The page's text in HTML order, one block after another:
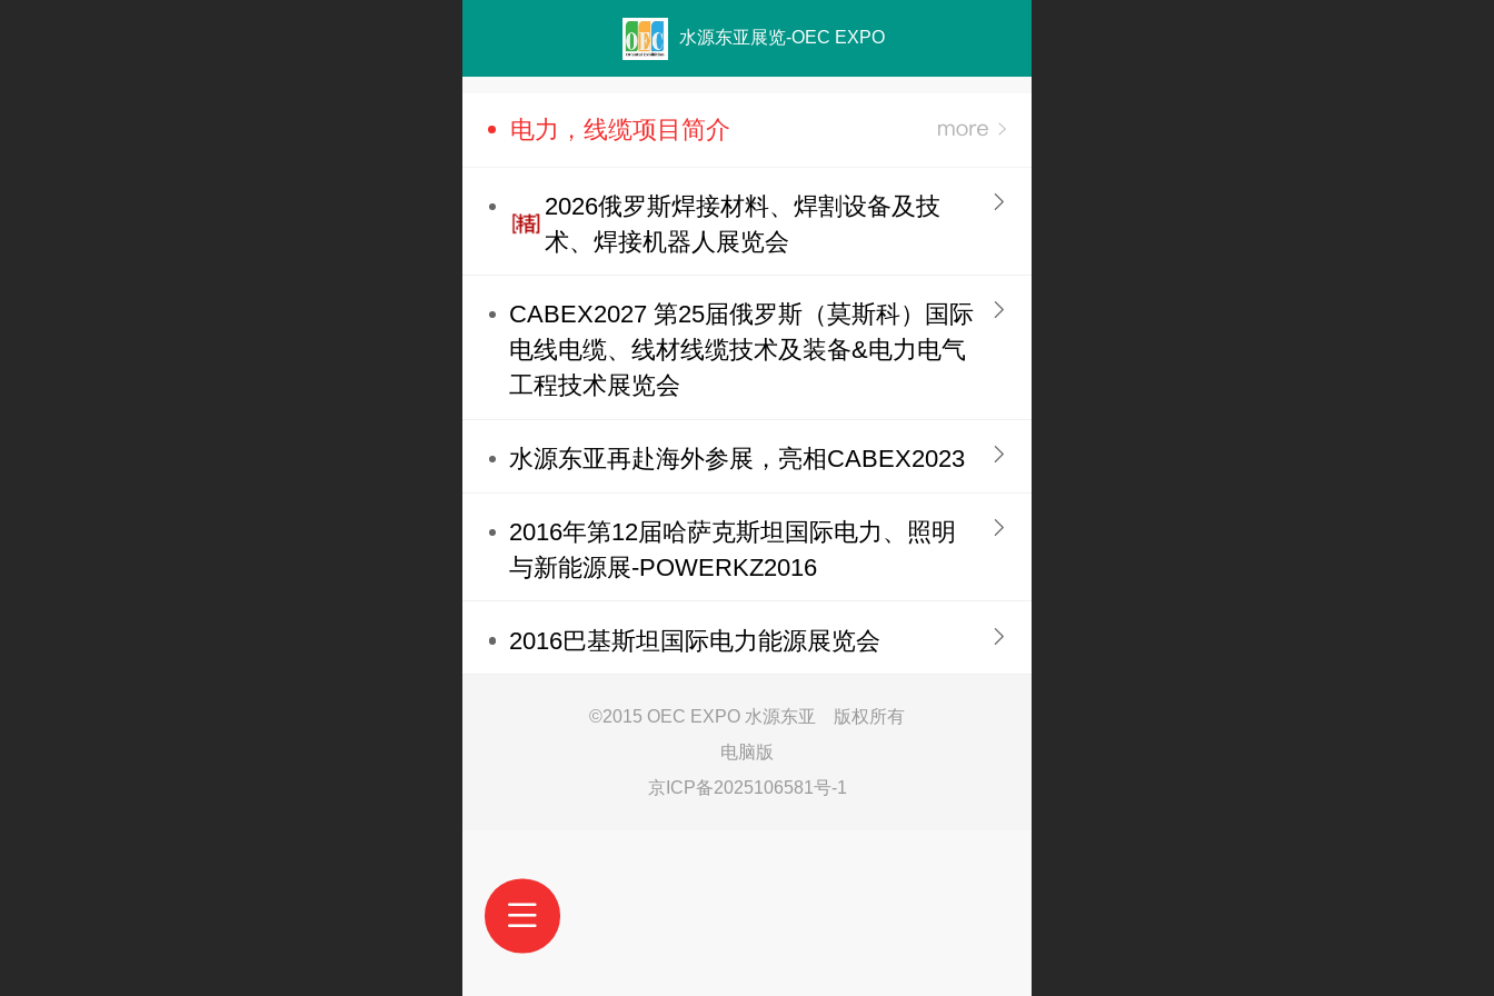
水源东亚展览-OEC EXPO
电力，线缆项目简介
2026俄罗斯焊接材料、焊割设备及技
术、焊接机器人展览会
CABEX2027 第25届俄罗斯（莫斯科）国际
电线电缆、线材线缆技术及装备&电力电气
工程技术展览会
水源东亚再赴海外参展，亮相CABEX2023
2016年第12届哈萨克斯坦国际电力、照明
与新能源展-POWERKZ2016
2016巴基斯坦国际电力能源展览会
©2015 OEC EXPO 水源东亚 版权所有
电脑版
京ICP备2025106581号-1